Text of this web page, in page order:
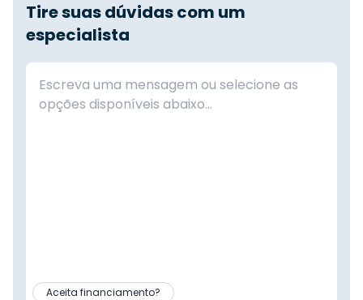
Tire suas dúvidas com um
especialista
Aceita financiamento?